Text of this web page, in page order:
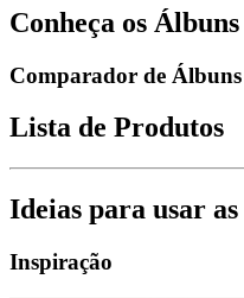
Conheça os
Comparador de Álbuns
Lista de Produtos
Ideias para usar
Inspiração